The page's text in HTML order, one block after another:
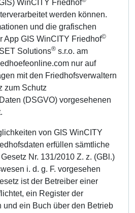
WinCITY Friedhof
werden können.
und die grafischen
App GIS WinCITY Friedhof©
Solutions® s.r.o. am
nur auf
mit den Friedhofsverwaltern
zum Schutz
(DSGVO) vorgesehenen
von GIS WinCITY
erfüllen sämtliche
Nr. 131/2010 Z. z. (GBl.)
i. d. g. F. vorgesehen
ist der Betreiber einer
ein Register der
und ein Buch über den Betrieb